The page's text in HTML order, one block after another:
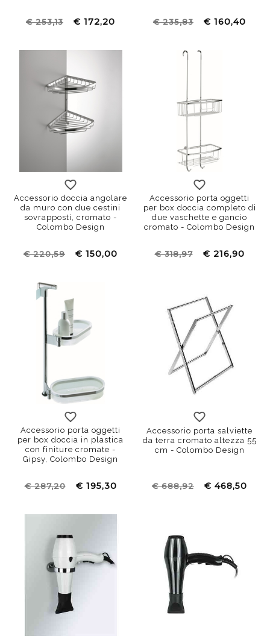
€ 253,13 € 172,20 € 235,83 € 160,40
Accessorio doccia angolare
da muro con due cestini
sovrapposti, cromato -
Colombo Design
€ 220,59 € 150,00
Accessorio porta oggetti
per box doccia completo di
due vaschette e gancio
cromato - Colombo Design
€ 318,97 € 216,90
Accessorio porta oggetti
per box doccia in plastica
con finiture cromate -
Gipsy, Colombo Design
€ 287,20 € 195,30
Accessorio porta salviette
da terra cromato altezza 55
cm - Colombo Design
€ 688,92 € 468,50